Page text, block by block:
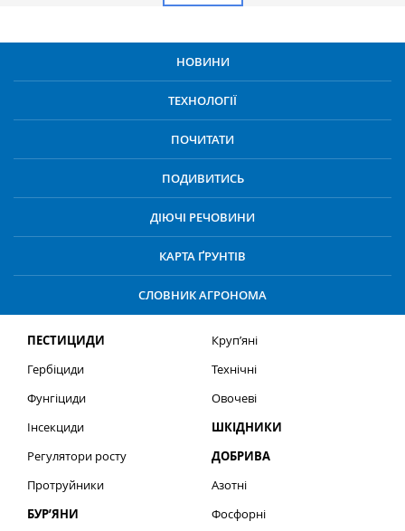
НОВИНИ
ТЕХНОЛОГІЇ
ПОЧИТАТИ
ПОДИВИТИСЬ
ДІЮЧІ РЕЧОВИНИ
КАРТА ҐРУНТІВ
СЛОВНИК АГРОНОМА
ПЕСТИЦИДИ
Гербіциди
Фунгіциди
Інсекциди
Регулятори росту
Протруйники
БУР’ЯНИ
Круп’яні
Технічні
Овочеві
ШКІДНИКИ
ДОБРИВА
Азотні
Фосфорні